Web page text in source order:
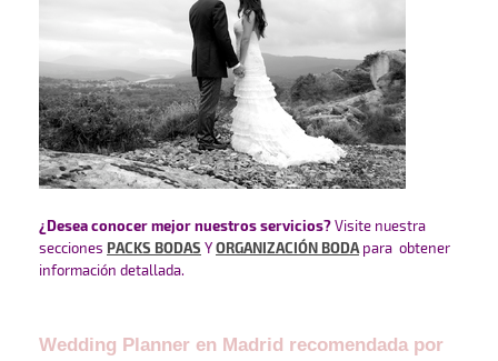
¿Desea conocer mejor nuestros servicios? Visite nuestra
secciones PACKS BODAS Y ORGANIZACIÓN BODA para obtener
información detallada.
Wedding Planner en Madrid recomendada por